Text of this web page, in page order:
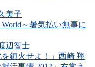
美子
～暑気払い無事に
辺智士
鎮火せよ！」西崎 翔